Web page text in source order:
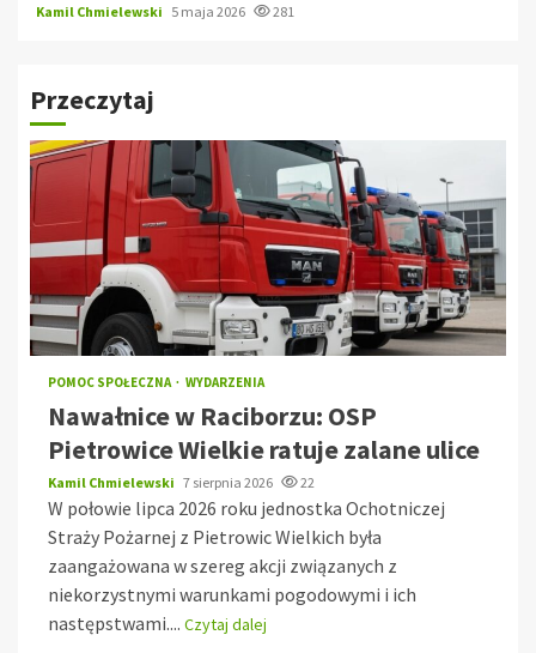
Kamil Chmielewski 5 maja 2026 281
Przeczytaj
POMOC SPOŁECZNA WYDARZENIA
Nawałnice w Raciborzu: OSP
Pietrowice Wielkie ratuje zalane ulice
Kamil Chmielewski 7 sierpnia 2026 22
W połowie lipca 2026 roku jednostka Ochotniczej
Straży Pożarnej z Pietrowic Wielkich była
zaangażowana w szereg akcji związanych z
niekorzystnymi warunkami pogodowymi i ich
następstwami.... Czytaj dalej